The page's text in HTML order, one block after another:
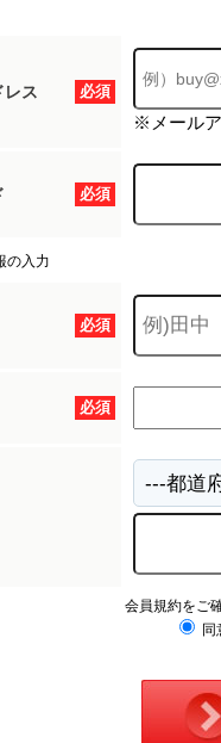
必須
レス
※メールア
必須
の入力
必須
必須
会員規約をご
同